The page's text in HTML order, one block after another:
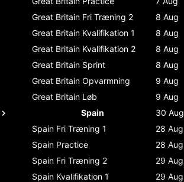
Great Britain Fri Træning 2 8 Aug
Great Britain Kvalifikation 1 8 Aug
Great Britain Kvalifikation 2 8 Aug
Great Britain Sprint 8 Aug
Great Britain Opvarmning 9 Aug
Great Britain Løb 9 Aug
Spain
30 Aug
Spain Fri Træning 1 28 Aug
Spain Practice 28 Aug
Spain Fri Træning 2 29 Aug
Spain Kvalifikation 1 29 Aug